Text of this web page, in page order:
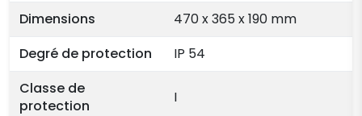
Dimensions
470 x 365 x 190 mm
Degré de protection
IP 54
Classe de
protection
I